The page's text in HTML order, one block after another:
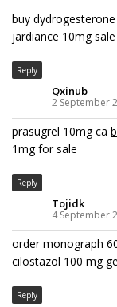
buy
jardiance 10mg sale
Reply
Qxinub
2 September
prasugrel 10mg ca
1mg for sale
Reply
Tojidk
4 September
order monograph
cilostazol 100 mg
Reply